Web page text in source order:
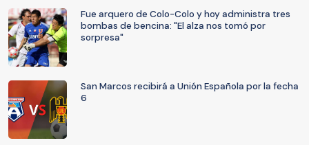
Fue arquero de Colo-Colo y hoy administra tres
bombas de bencina: "El alza nos tomó por
sorpresa"
San Marcos recibirá a Unión Española por la fecha
6